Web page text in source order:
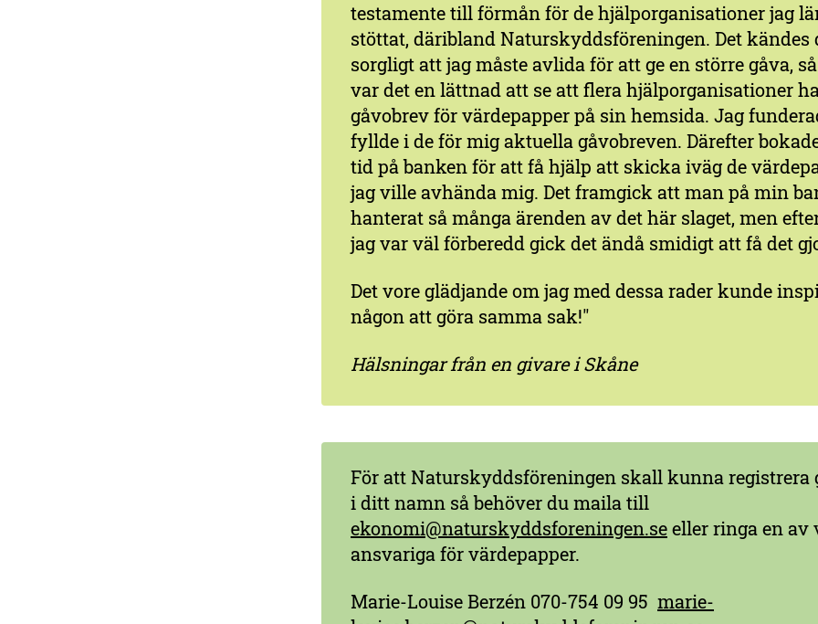
testamente till förmån för de hjälporganisationer jag
stöttat, däribland Naturskyddsföreningen. Det kändes
sorgligt att jag måste avlida för att ge en större gåva,
var det en lättnad att se att flera hjälporganisationer
gåvobrev för värdepapper på sin hemsida. Jag
fyllde i de för mig aktuella gåvobreven. Därefter
tid på banken för att få hjälp att skicka iväg de
jag ville avhända mig. Det framgick att man på min
hanterat så många ärenden av det här slaget, men
jag var väl förberedd gick det ändå smidigt att få det
Det vore glädjande om jag med dessa rader kunde
någon att göra samma sak!"
Hälsningar från en givare i Skåne
För att Naturskyddsföreningen skall kunna registrera
i ditt namn så behöver du maila till
ekonomi@naturskyddsforeningen.seeller ringa en av
ansvariga för värdepapper.
Marie-Louise Berzén 070-754 09 95 marie-